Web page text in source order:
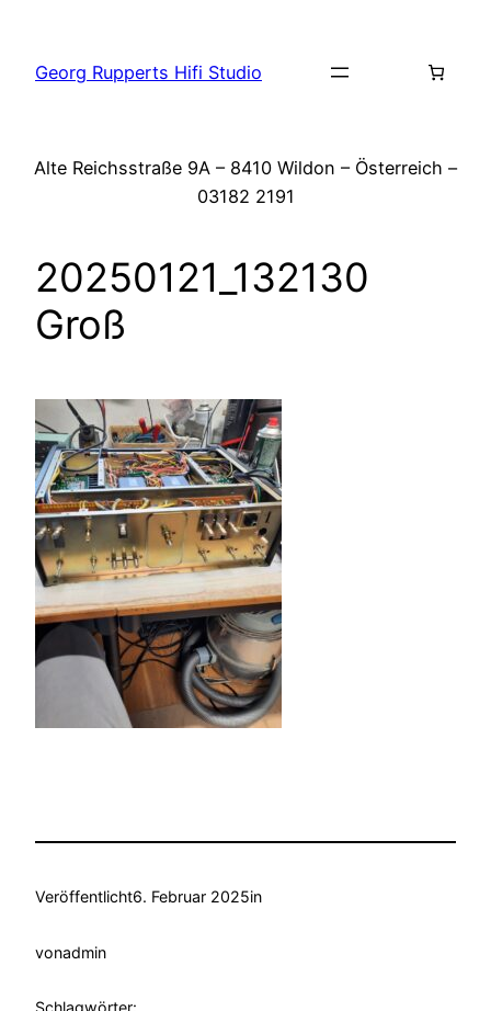
springen
Georg Rupperts Hifi Studio
Alte Reichsstraße 9A – 8410 Wildon – Österreich –
03182 2191
20250121_132130
Groß
Veröffentlicht6. Februar 2025in
vonadmin